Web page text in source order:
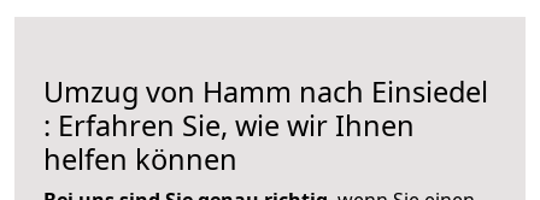
Umzug von Hamm nach Einsiedel
: Erfahren Sie, wie wir Ihnen
helfen können